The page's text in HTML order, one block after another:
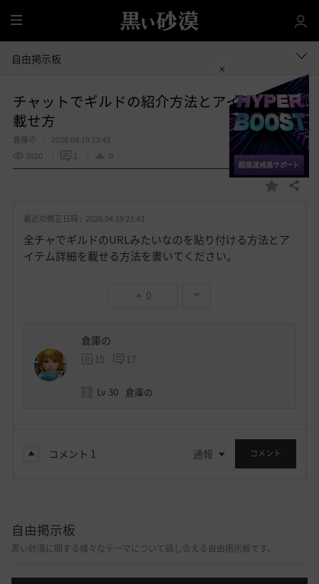
全
体
自由掲示板
チャットでギルドの紹介方法とアイテムをの
載せ方
倉庫の
2026.04.19 23:43
3020
1 0
お
入
共有する
最近の修正日時 : 2026.04.19 23:43
全チャでギルドのURLみたいなのを貼り付ける方法とア
イテム詳細を載せる方法を書いてください。
0
倉庫の
15 17
Lv 30 倉庫の
コメント 1 通報 コメント
自由掲示板
黒い砂漠に関する様々なテーマについて話し合える自由掲示板です。